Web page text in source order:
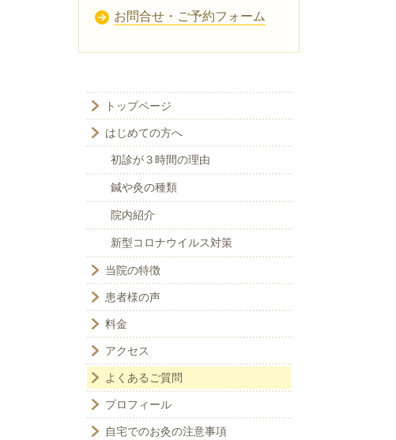
お問合せ・ご予約フォーム
トップページ
はじめての方へ
初診が３時間の理由
鍼や灸の種類
院内紹介
新型コロナウイルス対策
当院の特徴
患者様の声
料金
アクセス
よくあるご質問
プロフィール
自宅でのお灸の注意事項